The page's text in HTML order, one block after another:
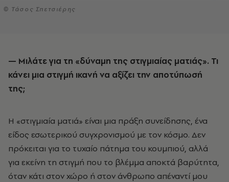
© Τάσος Σπετσιέρης
— Μιλάτε για τη «δύναμη της στιγμιαίας ματιάς». Τι
κάνει μια στιγμή ικανή να αξίζει την αποτύπωσή
της;
Η «στιγμιαία ματιά» είναι μια πράξη συνείδησης, ένα
είδος εσωτερικού συγχρονισμού με τον κόσμο. Δεν
πρόκειται για το τυχαίο πάτημα του κουμπιού, αλλά
για εκείνη τη στιγμή που το βλέμμα αποκτά βαρύτητα,
όταν κάτι στον χώρο ή στον άνθρωπο απέναντί μου